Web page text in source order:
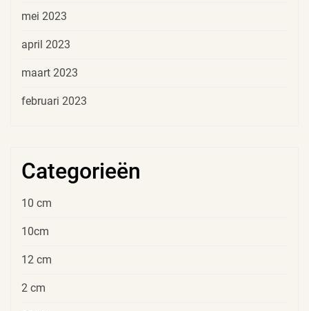
mei 2023
april 2023
maart 2023
februari 2023
Categorieën
10 cm
10cm
12 cm
2 cm